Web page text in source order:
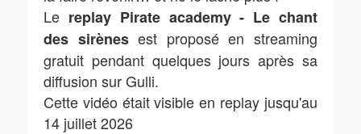
Le replay Pirate academy - Le chant
des sirènesest proposé en streaming
gratuit pendant quelques jours après sa
diffusion sur Gulli.
Cette vidéo était visible en replay jusqu'au
14 juillet 2026